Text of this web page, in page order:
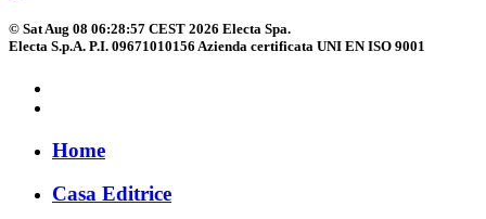
© Sat Aug 08 06:28:57 CEST 2026 Electa Spa.
Electa S.p.A. P.I. 09671010156 Azienda certificata UNI EN ISO 9001
Home
Casa Editrice